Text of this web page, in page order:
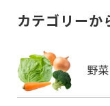
カテゴリーか